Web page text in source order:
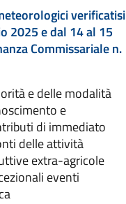
verificatisi
2025 e dal 14 al 15
Commissariale n.
e delle modalità
e
di immediato
delle attività
extra-agricole
eventi